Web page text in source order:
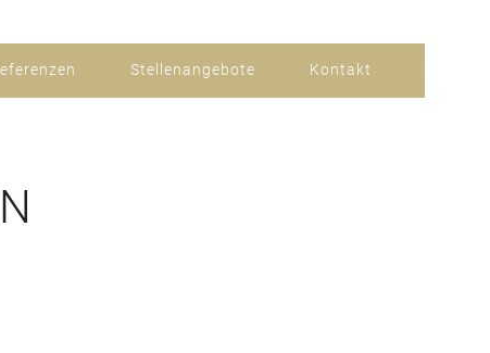
Stellenangebote Kontakt